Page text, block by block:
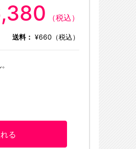
（税込）
送料： ¥660（税込）
る